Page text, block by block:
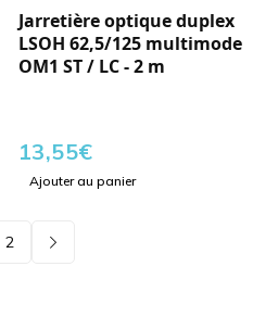
Jarretière optique duplex
LSOH 62,5/125 multimode
OM1 ST / LC - 2 m
13,55€
Ajouter au panier
2